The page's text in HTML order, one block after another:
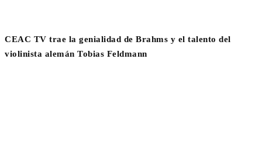
CEAC TV trae la genialidad de Brahms y el talento del
violinista alemán Tobias Feldmann